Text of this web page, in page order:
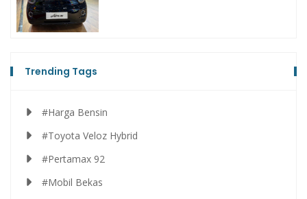
Trending Tags
#Harga Bensin
#Toyota Veloz Hybrid
#Pertamax 92
#Mobil Bekas